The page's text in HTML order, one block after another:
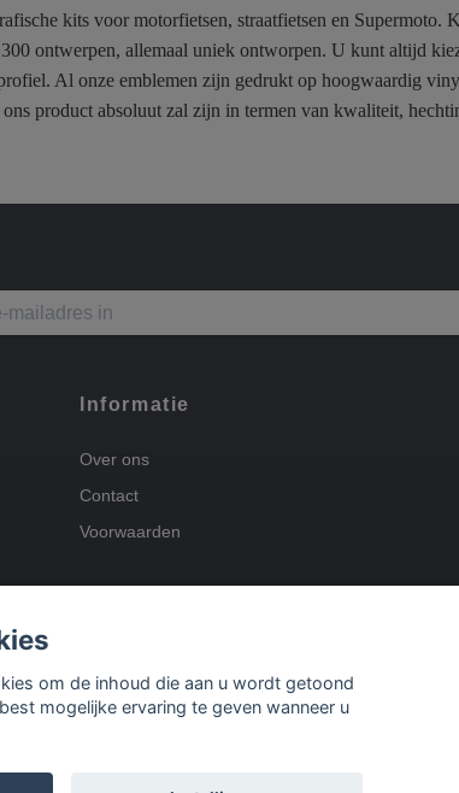
kits voor motorfietsen, straatfietsen en Supermoto.
ontwerpen, allemaal uniek ontworpen. U kunt altijd
Al onze emblemen zijn gedrukt op hoogwaardig
product absoluut zal zijn in termen van kwaliteit,
Informatie
Over ons
Contact
Voorwaarden
Betalingsmogelijkheden
om de inhoud die aan u wordt getoond
mogelijke ervaring te geven wanneer u